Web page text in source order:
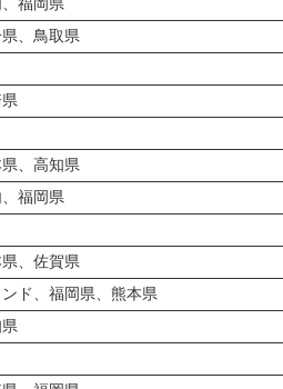
、鳥取県
、高知県
福岡県
、佐賀県
ド、福岡県、熊本県